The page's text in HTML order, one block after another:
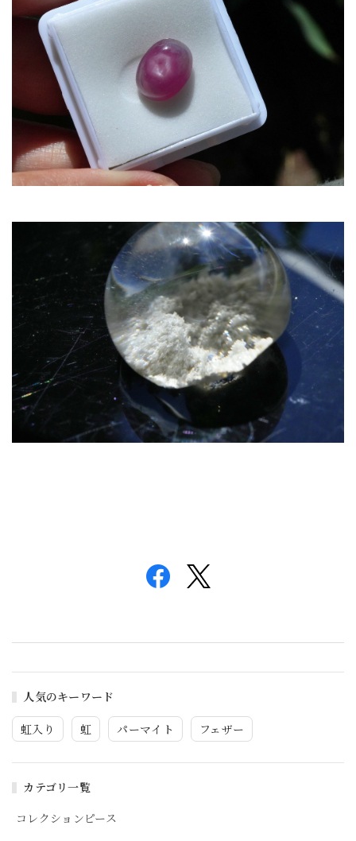
人気のキーワード
虹入り 虹 パーマイト フェザー
カテゴリ一覧
コレクションピース